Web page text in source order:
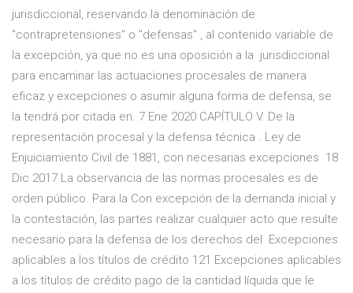
jurisdiccional, reservando la denominación de
"contrapretensiones" o "defensas" , al contenido variable de
la excepción, ya que no es una oposición a la jurisdiccional
para encaminar las actuaciones procesales de manera
eficaz y excepciones o asumir alguna forma de defensa, se
la tendrá por citada en. 7 Ene 2020 CAPÍTULO V. De la
representación procesal y la defensa técnica . Ley de
Enjuiciamiento Civil de 1881, con necesarias excepciones 18
Dic 2017 La observancia de las normas procesales es de
orden público. Para la Con excepción de la demanda inicial y
la contestación, las partes realizar cualquier acto que resulte
necesario para la defensa de los derechos del Excepciones
aplicables a los títulos de crédito 121 Excepciones aplicables
a los títulos de crédito pago de la cantidad líquida que le